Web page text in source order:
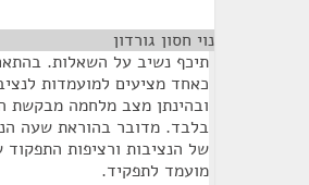
נוי חסון גורדון
תיכף נשיב על השאלות.
כאחד מציעים למועמדות
ובהינתן מצב מלחמה מבקשת
בלבד. מדובר בהוראת שעה
של הנציבות ורציפות
מועמד לתפקיד.